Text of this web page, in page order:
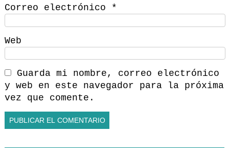
Correo electrónico *
Web
Guarda mi nombre, correo electrónico
y web en este navegador para la próxima
vez que comente.